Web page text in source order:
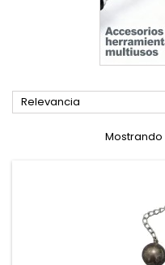
Relevancia
Mostrando